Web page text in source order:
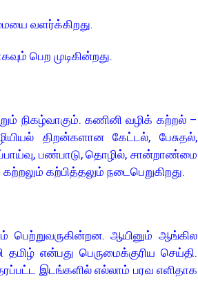
வளர்க்கிறது.
பெற முடிகின்றது.
நிகழ்வாகும். கணினி வழிக் கற்றல் –
திறன்களான கேட்டல், பேசுதல்,
பண்பாடு, தொழில், சான்றாண்மை
கற்பித்தலும் நடைபெறுகிறது.
ஆயினும் ஆங்கில
என்பது பெருமைக்குரிய செய்தி.
இடங்களில் எல்லாம் பரவ எளிதாக